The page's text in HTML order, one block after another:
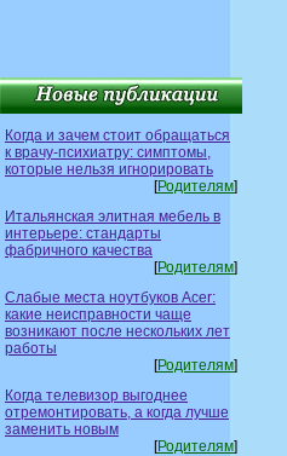
Когда и зачем стоит обращаться
к врачу-психиатру: симптомы,
которые нельзя игнорировать
[Родителям]
Итальянская элитная мебель в
интерьере: стандарты
фабричного качества
[Родителям]
Слабые места ноутбуков Acer:
какие неисправности чаще
возникают после нескольких лет
работы
[Родителям]
Когда телевизор выгоднее
отремонтировать, а когда лучше
заменить новым
[Родителям]